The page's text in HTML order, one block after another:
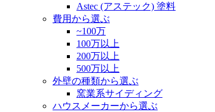
Astec (アステック) 塗料
費用から選ぶ
~100万
100万以上
200万以上
500万以上
外壁の種類から選ぶ
窯業系サイディング
ハウスメーカーから選ぶ